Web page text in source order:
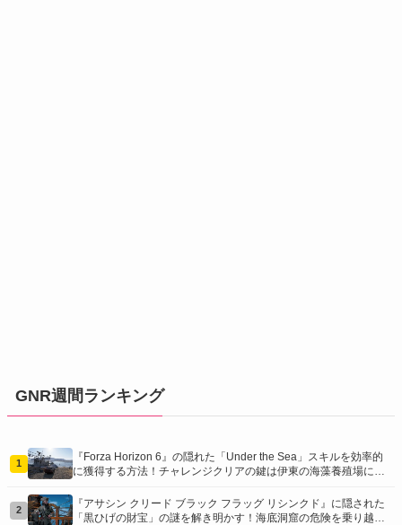
GNR週間ランキング
1
『Forza Horizon 6』の隠れた「Under the Sea」スキルを効率的
に獲得する方法！チャレンジクリアの鍵は伊東の海藻養殖場にあ
2
『アサシン クリード ブラック フラッグ リシンクド』に隠された
「黒ひげの財宝」の謎を解き明かす！海底洞窟の危険を乗り越